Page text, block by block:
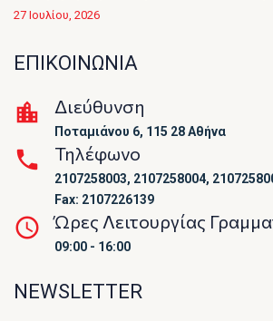
27 Ιουλίου, 2026
ΕΠΙΚΟΙΝΩΝΙΑ
Διεύθυνση
Ποταμιάνου 6, 115 28 Αθήνα
Τηλέφωνο
2107258003, 2107258004,
Fax: 2107226139
Ώρες Λειτουργίας
09:00 - 16:00
NEWSLETTER